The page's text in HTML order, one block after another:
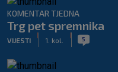
KOMENTAR TJEDNA
Trg pet spremnika
VIJESTI 1. kol. 5